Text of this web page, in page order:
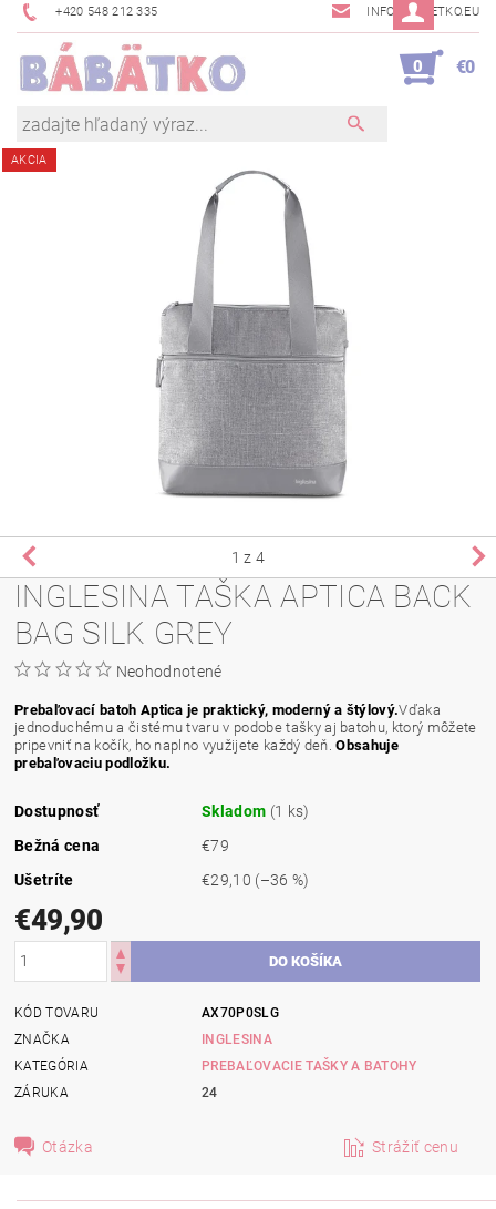
+420 548 212 335 INFO@BABETKO.EU
0 €0
AKCIA
1 z 4
INGLESINA TAŠKA APTICA BACK
BAG SILK GREY
Neohodnotené
Prebaľovací batoh Aptica je praktický, moderný a štýlový.Vďaka
jednoduchému a čistému tvaru v podobe tašky aj batohu, ktorý môžete
pripevniť na kočík, ho naplno využijete každý deň.Obsahuje
prebaľovaciu podložku.
Dostupnosť Skladom (1 ks)
Bežná cena
€79
Ušetríte
€29,10 (–36 %)
€49,90
KÓD TOVARU
AX70P0SLG
ZNAČKA
INGLESINA
KATEGÓRIA
PREBAĽOVACIE TAŠKY A BATOHY
ZÁRUKA
24
Otázka Strážiť cenu